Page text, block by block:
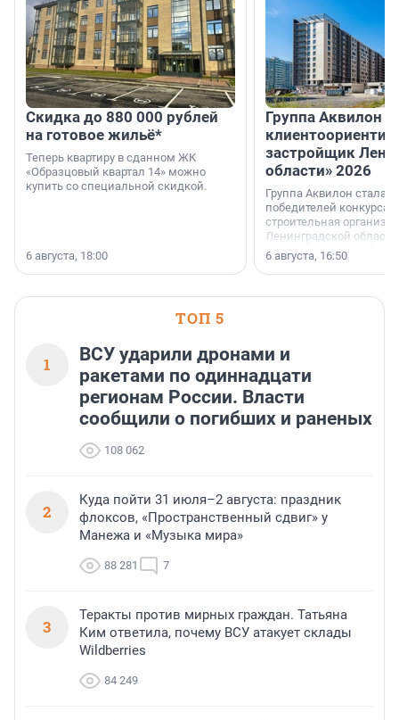
Скидка до 880 000 рублей
на готовое жильё*
Теперь квартиру в сданном ЖК
«Образцовый квартал 14» можно
купить со специальной скидкой.
6 августа, 18:00
Группа Аквилон
застройщик
области» 2026
Группа Аквилон стала
победителей конкурса
строительная
Ленинградской области
номинации «Самый
застройщик
6 августа, 16:50
ТОП 5
1
ВСУ ударили дронами и
ракетами по одиннадцати
регионам России. Власти
сообщили о погибших и раненых
108 062
2
Куда пойти 31 июля–2 августа: праздник
флоксов, «Пространственный сдвиг» у
Манежа и «Музыка мира»
88 281 7
3
Теракты против мирных граждан. Татьяна
Ким ответила, почему ВСУ атакует склады
Wildberries
84 249